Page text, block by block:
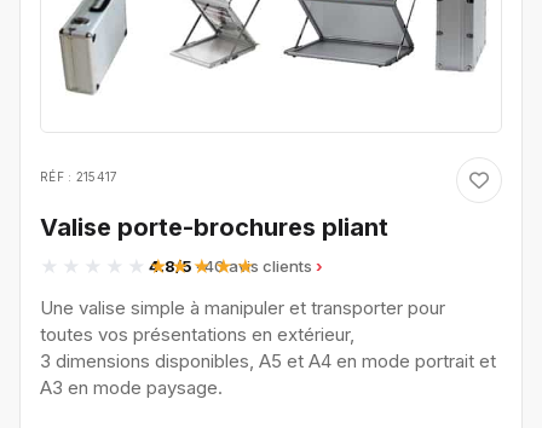
RÉF : 215417
Valise porte-brochures pliant
4.8/5· 40 avis clients
Une valise simple à manipuler et transporter pour
toutes vos présentations en extérieur,
3 dimensions disponibles, A5 et A4 en mode portrait et
A3 en mode paysage.